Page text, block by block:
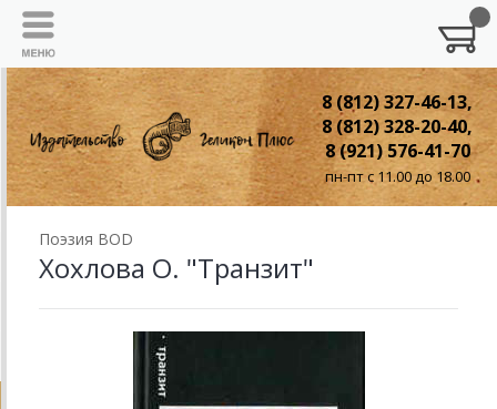
8 (812) 327-46-13,
8 (812) 328-20-40,
8 (921) 576-41-70
пн-пт с 11.00 до 18.00
Поэзия BOD
Хохлова О. "Транзит"